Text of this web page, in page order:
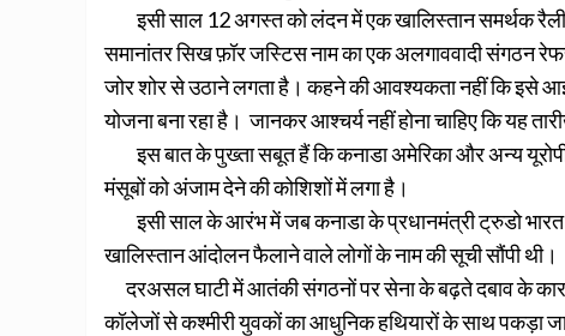
इसी साल 12 अगस्त को लंदन में एक खालिस्तान समर्थक
समानांतर सिख फ़ॉर जस्टिस नाम का एक अलगाववादी संगठन
जोर शोर से उठाने लगता है। कहने की आवश्यकता नहीं कि इसे
योजना बना रहा है। जानकर आश्चर्य नहीं होना चाहिए कि यह
इस बात के पुख्ता सबूत हैं कि कनाडा अमेरिका और अन्य
मंसूबों को अंजाम देने की कोशिशों में लगा है।
इसी साल के आरंभ में जब कनाडा के प्रधानमंत्री ट्रुडो भारत
खालिस्तान आंदोलन फैलाने वाले लोगों के नाम की सूची सौंपी थी।
दरअसल घाटी में आतंकी संगठनों पर सेना के बढ़ते दबाव के
कॉलेजों से कश्मीरी युवकों का आधुनिक हथियारों के साथ पकड़ा